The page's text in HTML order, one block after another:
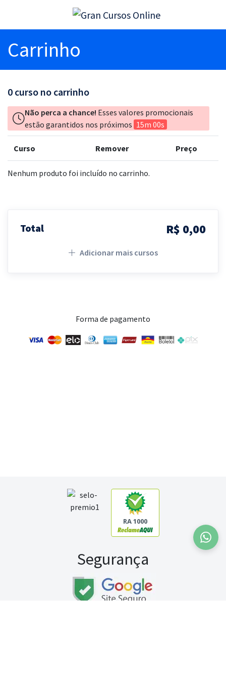
Carrinho
0 curso no carrinho
Não perca a chance! Esses valores promocionais
estão garantidos nos próximos 15m 00s
Curso Remover Preço
Nenhum produto foi incluído no carrinho.
Total R$ 0,00
Adicionar mais cursos
Forma de pagamento
RA 1000
Segurança